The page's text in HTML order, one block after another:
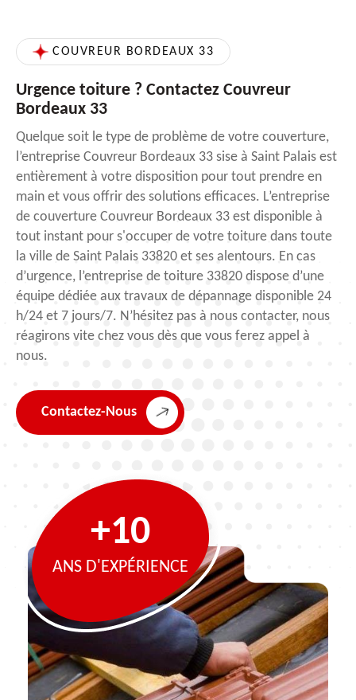
COUVREUR BORDEAUX 33
Urgence toiture ? Contactez Couvreur
Bordeaux 33
Quelque soit le type de problème de votre couverture,
l’entreprise Couvreur Bordeaux 33 sise à Saint Palais est
entièrement à votre disposition pour tout prendre en
main et vous offrir des solutions efficaces. L’entreprise
de couverture Couvreur Bordeaux 33 est disponible à
tout instant pour s'occuper de votre toiture dans toute
la ville de Saint Palais 33820 et ses alentours. En cas
d’urgence, l’entreprise de toiture 33820 dispose d’une
équipe dédiée aux travaux de dépannage disponible 24
h/24 et 7 jours/7. N’hésitez pas à nous contacter, nous
réagirons vite chez vous dès que vous ferez appel à
nous.
Contactez-Nous
+10
ANS D'EXPÉRIENCE